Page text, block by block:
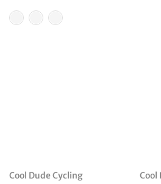
Cool Dude Cycling
Cool